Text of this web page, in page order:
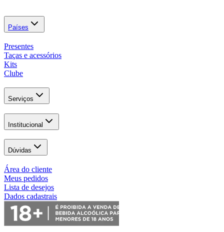
Países
Presentes
Taças e acessórios
Kits
Clube
Serviços
Institucional
Dúvidas
Área do cliente
Meus pedidos
Lista de desejos
Dados cadastrais